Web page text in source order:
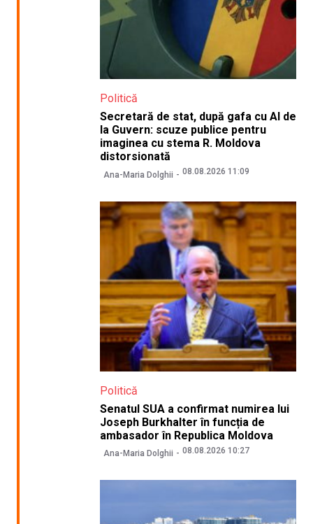
Politică
Secretară de stat, după gafa cu AI de
la Guvern: scuze publice pentru
imaginea cu stema R. Moldova
distorsionată
Ana-Maria Dolghii 08.08.2026 11:09
Politică
Senatul SUA a confirmat numirea lui
Joseph Burkhalter în funcția de
ambasador în Republica Moldova
Ana-Maria Dolghii 08.08.2026 10:27